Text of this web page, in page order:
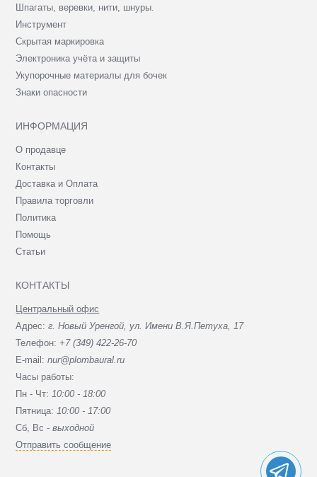
Шпагаты, веревки, нити, шнуры.
Инструмент
Скрытая маркировка
Электроника учёта и защиты
Укупорочные материалы для бочек
Знаки опасности
ИНФОРМАЦИЯ
О продавце
Контакты
Доставка и Оплата
Правила торговли
Политика
Помощь
Статьи
КОНТАКТЫ
Центральный офис
Адрес:г. Новый Уренгой, ул. Имени В.Я.Петуха, 17
Телефон: +7 (349) 422-26-70
E-mail:nur@plombaural.ru
Часы работы:
Пн - Чт:10:00 - 18:00
Пятница:10:00 - 17:00
Сб, Вc -выходной
Отправить сообщение